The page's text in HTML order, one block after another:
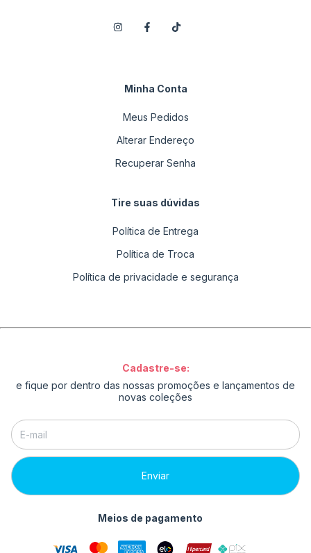
Minha Conta
Meus Pedidos
Alterar Endereço
Recuperar Senha
Tire suas dúvidas
Política de Entrega
Política de Troca
Política de privacidade e segurança
Cadastre-se:
e fique por dentro das nossas promoções e lançamentos de
novas coleções
Meios de pagamento